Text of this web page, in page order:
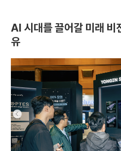
AI 시대를 끌어갈 미래 비
유